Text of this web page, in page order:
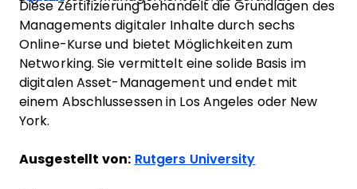
Diese Zertifizierung behandelt die Grundlagen des
Managements digitaler Inhalte durch sechs
Online-Kurse und bietet Möglichkeiten zum
Networking. Sie vermittelt eine solide Basis im
digitalen Asset-Management und endet mit
einem Abschlussessen in Los Angeles oder New
York.
Ausgestellt von: Rutgers University